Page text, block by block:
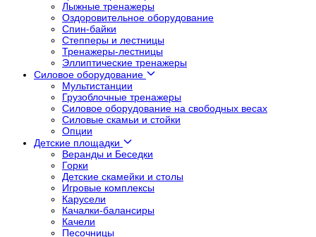
Лыжные тренажеры
Оздоровительное оборудование
Спин-байки
Степперы и лестницы
Тренажеры-лестницы
Эллиптические тренажеры
Силовое оборудование
Мультистанции
Грузоблочные тренажеры
Силовое оборудование на свободных весах
Силовые скамьи и стойки
Опции
Детские площадки
Веранды и Беседки
Горки
Детские скамейки и столы
Игровые комплексы
Карусели
Качалки-балансиры
Качели
Песочницы